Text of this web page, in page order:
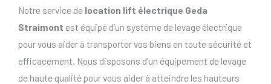
Notre service de location lift électrique Geda
Straimont est équipé d’un système de levage électrique
pour vous aider à transporter vos biens en toute sécurité et
efficacement. Nous disposons d’un équipement de levage
de haute qualité pour vous aider à atteindre les hauteurs